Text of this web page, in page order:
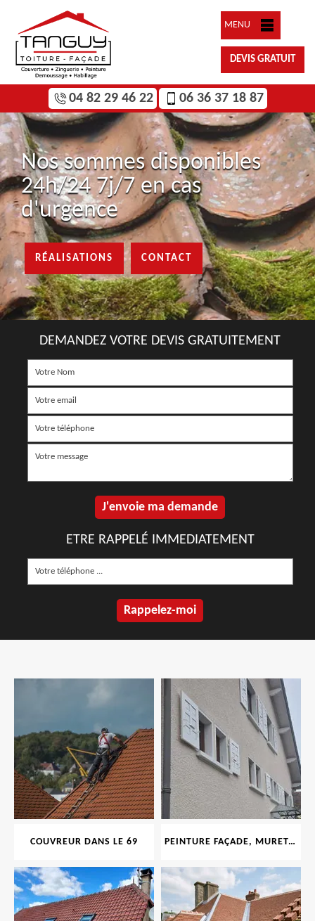
MENU
DEVIS GRATUIT
04 82 29 46 22 06 36 37 18 87
Nos sommes disponibles
24h/24 7j/7 en cas
d'urgence
RÉALISATIONS CONTACT
DEMANDEZ VOTRE DEVIS GRATUITEMENT
ETRE RAPPELÉ IMMEDIATEMENT
COUVREUR DANS LE 69 PEINTURE FAÇADE, MURET, TOITURE, BOISERIE, FERRONERIE, GOUTTIÈRE 69